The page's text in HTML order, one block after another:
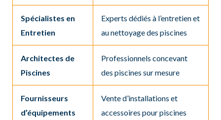
Spécialistes en
Entretien
Experts dédiés à l’entretien et
au nettoyage des piscines
Architectes de
Piscines
Professionnels concevant
des piscines sur mesure
Fournisseurs
d’équipements
Vente d’installations et
accessoires pour piscines